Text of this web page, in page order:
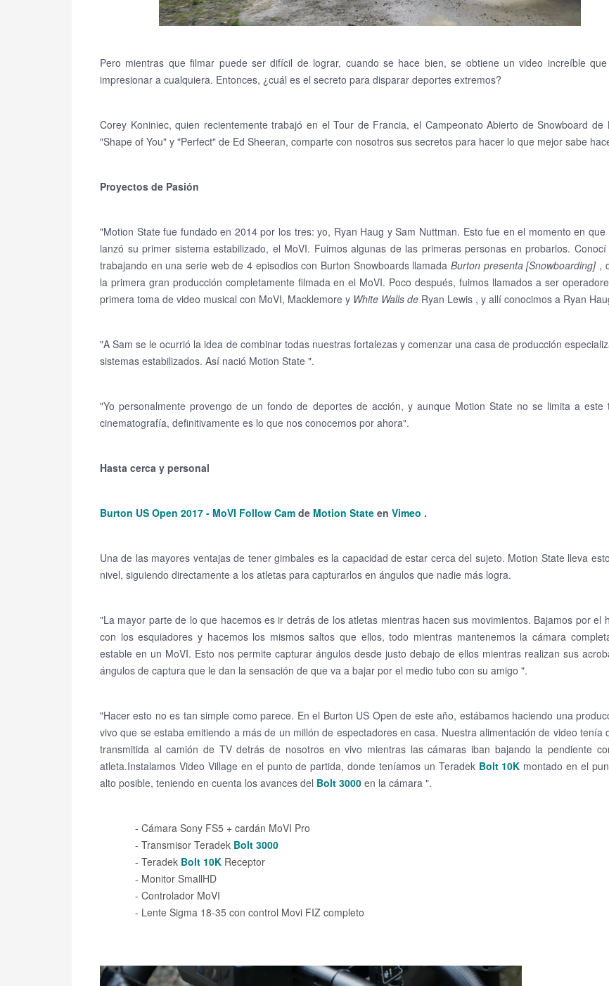
Pero mientras que filmar puede ser difícil de lograr, cuando se hace bien, se obtiene un video increíble
impresionar a cualquiera. Entonces, ¿cuál es el secreto para disparar deportes extremos?
Corey Koniniec, quien recientemente trabajó en el Tour de Francia, el Campeonato Abierto de Snowboard de
"Shape of You" y "Perfect" de Ed Sheeran, comparte con nosotros sus secretos para hacer lo que mejor sabe
Proyectos de Pasión
"Motion State fue fundado en 2014 por los tres: yo, Ryan Haug y Sam Nuttman. Esto fue en el momento en que
lanzó su primer sistema estabilizado, el MoVI. Fuimos algunas de las primeras personas en probarlos.
trabajando en una serie web de 4 episodios con Burton Snowboards llamadaBurton presenta [Snowboarding],
la primera gran producción completamente filmada en el MoVI. Poco después, fuimos llamados a ser
primera toma de video musical con MoVI, Macklemore y White Walls de Ryan Lewis , y allí conocimos a Ryan
"A Sam se le ocurrió la idea de combinar todas nuestras fortalezas y comenzar una casa de producción
sistemas estabilizados. Así nació Motion State ".
"Yo personalmente provengo de un fondo de deportes de acción, y aunque Motion State no se limita a este
cinematografía, definitivamente es lo que nos conocemos por ahora".
Hasta cerca y personal
Burton US Open 2017 - MoVI Follow Cam de Motion State en Vimeo .
Una de las mayores ventajas de tener gimbales es la capacidad de estar cerca del sujeto. Motion State lleva
nivel, siguiendo directamente a los atletas para capturarlos en ángulos que nadie más logra.
"La mayor parte de lo que hacemos es ir detrás de los atletas mientras hacen sus movimientos. Bajamos por el
con los esquiadores y hacemos los mismos saltos que ellos, todo mientras mantenemos la cámara
estable en un MoVI. Esto nos permite capturar ángulos desde justo debajo de ellos mientras realizan sus
ángulos de captura que le dan la sensación de que va a bajar por el medio tubo con su amigo ".
"Hacer esto no es tan simple como parece. En el Burton US Open de este año, estábamos haciendo una
vivo que se estaba emitiendo a más de un millón de espectadores en casa. Nuestra alimentación de video tenía
transmitida al camión de TV detrás de nosotros en vivo mientras las cámaras iban bajando la pendiente
atleta.Instalamos Video Village en el punto de partida, donde teníamos un Teradek Bolt 10Kmontado en el
alto posible, teniendo en cuenta los avances del Bolt 3000 en la cámara ".
- Cámara Sony FS5 + cardán MoVI Pro
- Transmisor Teradek Bolt 3000
- Teradek Bolt 10K Receptor
- Monitor SmallHD
- Controlador MoVI
- Lente Sigma 18-35 con control Movi FIZ completo